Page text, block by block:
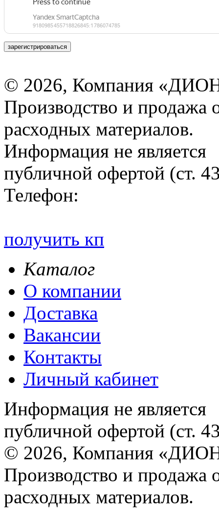
зарегистрироваться
© 2026, Компания
Производство и продажа
расходных материалов.
Информация не является
публичной офертой (ст.
Телефон:
получить кп
Каталог
О компании
Доставка
Вакансии
Контакты
Личный кабинет
Информация не является
публичной офертой (ст.
© 2026, Компания
Производство и продажа
расходных материалов.